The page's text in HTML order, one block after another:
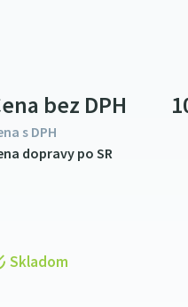
Skladom
bez DPH
s DPH